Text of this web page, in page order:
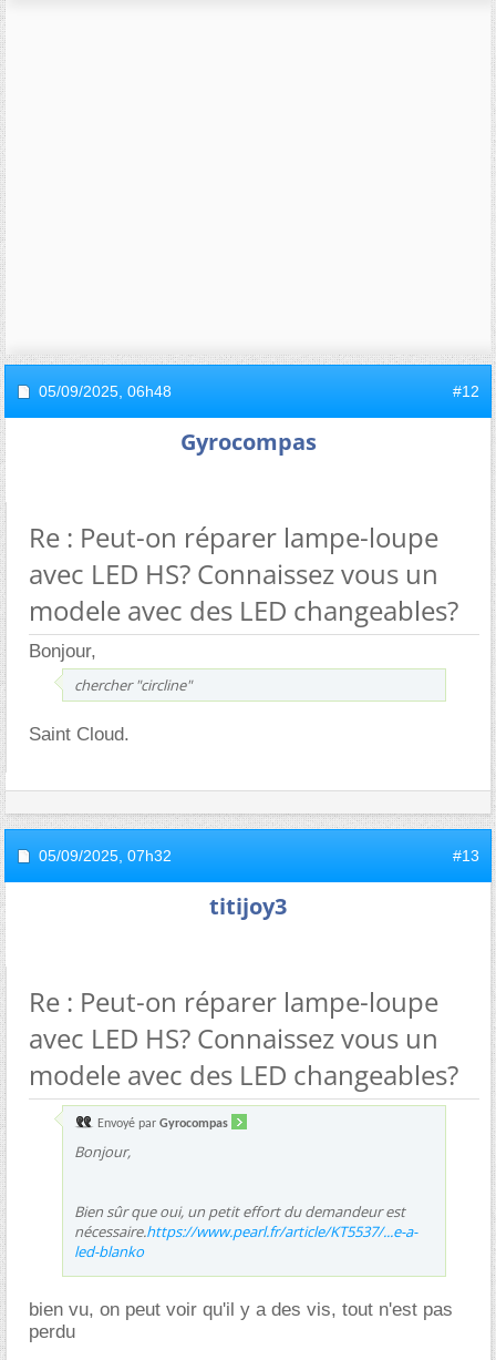
05/09/2025, 06h48 #12
Gyrocompas
Re : Peut-on réparer lampe-loupe
avec LED HS? Connaissez vous un
modele avec des LED changeables?
Bonjour,
chercher "circline"
Saint Cloud.
05/09/2025, 07h32 #13
titijoy3
Re : Peut-on réparer lampe-loupe
avec LED HS? Connaissez vous un
modele avec des LED changeables?
Envoyé par Gyrocompas
Bonjour,
Bien sûr que oui, un petit effort du demandeur est
nécessaire.https://www.pearl.fr/article/KT5537/...e-a-
led-blanko
bien vu, on peut voir qu'il y a des vis, tout n'est pas
perdu